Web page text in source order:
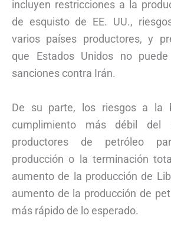
incluyen restricciones a la
de esquisto de EE. UU.,
varios países productores, y
que Estados Unidos no
sanciones contra Irán.
De su parte, los riesgos a la
cumplimiento más débil del
productores de petróleo
producción o la terminación
aumento de la producción de
aumento de la producción de
más rápido de lo esperado.